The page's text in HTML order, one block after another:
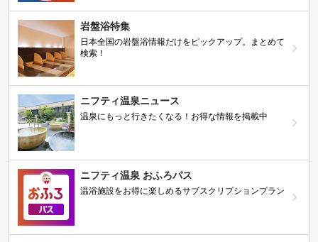
岩盤浴特集
日本全国の岩盤浴情報だけをピックアップ。まとめて
検索！
ニフティ温泉ニュース
温泉にもっと行きたくなる！お得な情報を掲載中
ニフティ温泉 おふろパス
温浴施設をお得に楽しめるサブスクリプションプラン